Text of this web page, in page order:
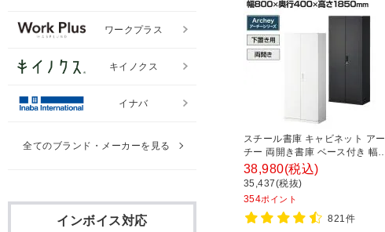
スチール書庫 キャビネット アー
チー 両開き書庫 ベース付き 幅
800×奥行400×高さ1850mm
38,980(税込)
35,437(税抜)
354ポイント
821件
インボイス対応
ワークプラス
キイノクス
イナバ
全てのブランド・メーカーを見る